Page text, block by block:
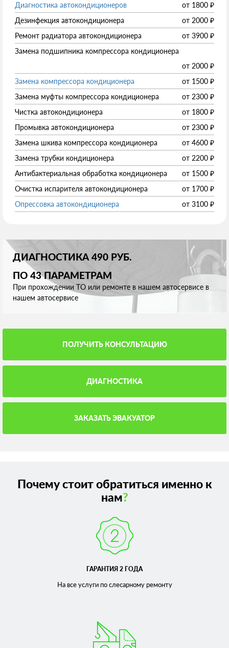
Диагностика автокондиционеров
от 1800 ₽
Дезинфекция автокондиционера
от 2000 ₽
Ремонт радиатора автокондиционера
от 3900 ₽
Замена подшипника компрессора кондиционера
от 2000 ₽
Замена компрессора кондиционера
от 1500 ₽
Замена муфты компрессора кондиционера
от 2300 ₽
Чистка автокондиционера
от 1800 ₽
Промывка автокондиционера
от 2300 ₽
Замена шкива компрессора кондиционера
от 4600 ₽
Замена трубки кондиционера
от 2200 ₽
Антибактериальная обработка кондиционера
от 1500 ₽
Очистка испарителя автокондиционера
от 1700 ₽
Опрессовка автокондиционера
от 3100 ₽
ДИАГНОСТИКА 490 РУБ.
ПО 43 ПАРАМЕТРАМ
При прохождении ТО или ремонте в нашем автосервисе в
нашем автосервисе
ПОЛУЧИТЬ КОНСУЛЬТАЦИЮ
ДИАГНОСТИКА
ЗАКАЗАТЬ ЭВАКУАТОР
Почему стоит обратиться именно к
нам?
ГАРАНТИЯ 2 ГОДА
На все услуги по слесарномуремонту